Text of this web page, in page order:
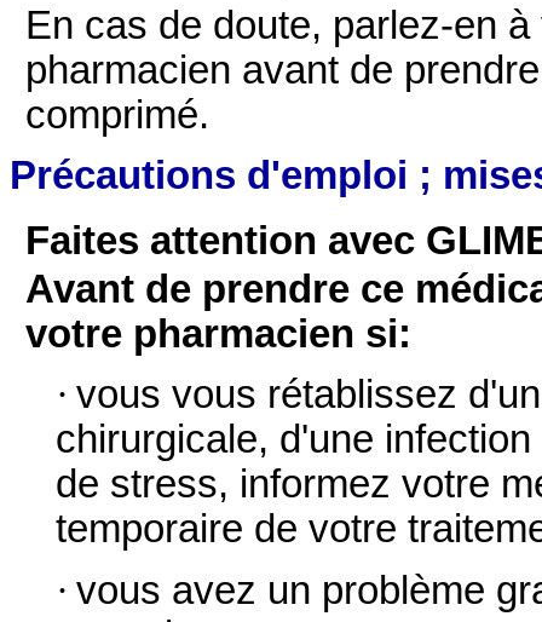
En cas de doute, parlez-en
pharmacien avant de
comprimé.
Précautions d'emploi ;
Faites attention avec
Avant de prendre ce
votre pharmacien si:
· vous vous rétablissez
chirurgicale, d'une
de stress, informez votre
temporaire de votre
· vous avez un problème